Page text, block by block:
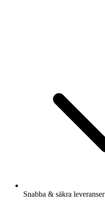
Snabba & säkra leveranser